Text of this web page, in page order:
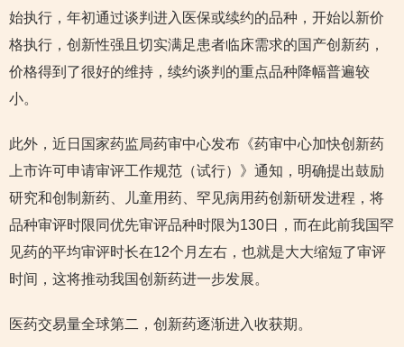
始执行，年初通过谈判进入医保或续约的品种，开始以新价
格执行，创新性强且切实满足患者临床需求的国产创新药，
价格得到了很好的维持，续约谈判的重点品种降幅普遍较
小。
此外，近日国家药监局药审中心发布《药审中心加快创新药
上市许可申请审评工作规范（试行）》通知，明确提出鼓励
研究和创制新药、儿童用药、罕见病用药创新研发进程，将
品种审评时限同优先审评品种时限为130日，而在此前我国罕
见药的平均审评时长在12个月左右，也就是大大缩短了审评
时间，这将推动我国创新药进一步发展。
医药交易量全球第二，创新药逐渐进入收获期。